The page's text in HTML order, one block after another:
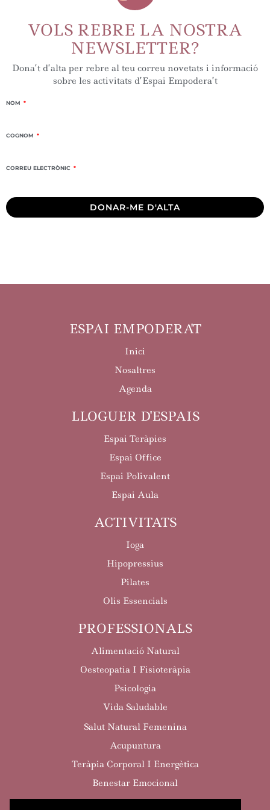
VOLS REBRE LA NOSTRA
NEWSLETTER?
Dona’t d’alta per rebre al teu correu novetats i informació
sobre les activitats d’Espai Empodera’t
NOM
COGNOM
CORREU ELECTRÒNIC
DONAR-ME D'ALTA
ESPAI EMPODERA'T
Inici
Nosaltres
Agenda
LLOGUER D'ESPAIS
Espai Teràpies
Espai Office
Espai Polivalent
Espai Aula
ACTIVITATS
Ioga
Hipopressius
Pilates
Olis Essencials
PROFESSIONALS
Alimentació Natural
Oesteopatia I Fisioteràpia
Psicologia
Vida Saludable
Salut Natural Femenina
Acupuntura
Teràpia Corporal I Energètica
Benestar Emocional